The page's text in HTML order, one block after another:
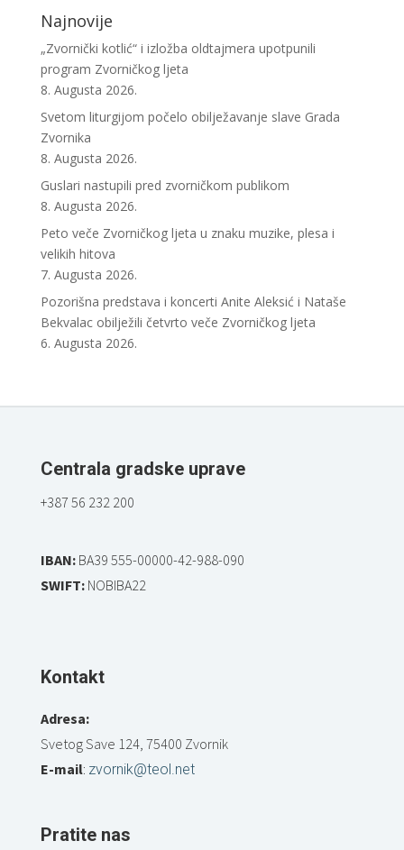
Najnovije
„Zvornički kotlić“ i izložba oldtajmera upotpunili
program Zvorničkog ljeta
8. Augusta 2026.
Svetom liturgijom počelo obilježavanje slave Grada
Zvornika
8. Augusta 2026.
Guslari nastupili pred zvorničkom publikom
8. Augusta 2026.
Peto veče Zvorničkog ljeta u znaku muzike, plesa i
velikih hitova
7. Augusta 2026.
Pozorišna predstava i koncerti Anite Aleksić i Nataše
Bekvalac obilježili četvrto veče Zvorničkog ljeta
6. Augusta 2026.
Centrala gradske uprave
+387 56 232 200
IBAN:BA39 555-00000-42-988-090
SWIFT:NOBIBA22
Kontakt
Adresa:
Svetog Save 124, 75400 Zvornik
E-mail: zvornik@teol.net
Pratite nas